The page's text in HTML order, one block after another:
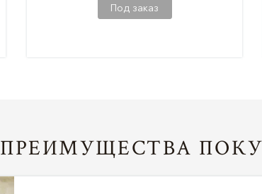
Под заказ
ПРЕИМУЩЕСТВА